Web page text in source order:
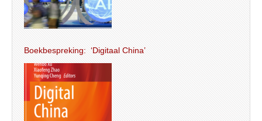
Boekbespreking: ‘Digitaal China’